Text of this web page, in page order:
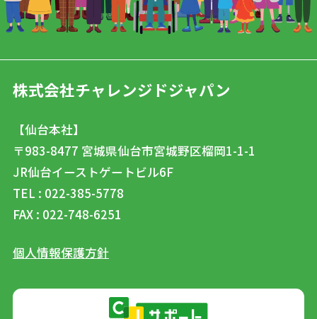
株式会社チャレンジドジャパン
【仙台本社】
〒983-8477 宮城県仙台市宮城野区榴岡1-1-1
JR仙台イーストゲートビル6F
TEL : 022-385-5778
FAX : 022-748-6251
個人情報保護方針